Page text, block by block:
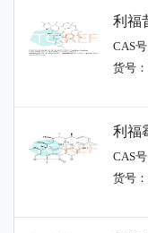
利福
CAS
货号
利福
CAS
货号